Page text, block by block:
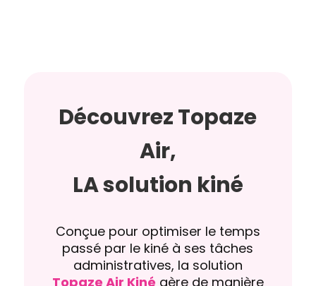
Découvrez Topaze
Air,
LA solution kiné
Conçue pour optimiser le temps
passé par le kiné à ses tâches
administratives, la solution
Topaze Air Kiné gère de manière